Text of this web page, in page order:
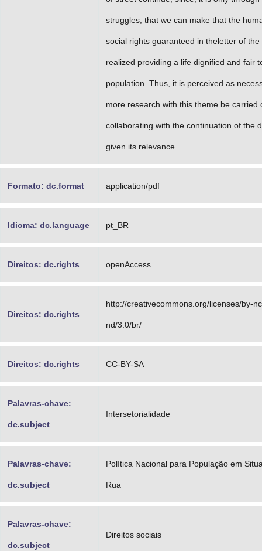
struggles, that we can make that the
social rights guaranteed in theletter of the
realized providing a life dignified and fair
population. Thus, it is perceived as
more research with this theme be carried
collaborating with the continuation of the
given its relevance.
Formato: dc.format application/pdf
Idioma: dc.language pt_BR
Direitos: dc.rights openAccess
Direitos: dc.rights
http://creativecommons.org/licenses/by-
nd/3.0/br/
Direitos: dc.rights CC-BY-SA
Palavras-chave:
dc.subject
Intersetorialidade
Palavras-chave:
dc.subject
Política Nacional para População em
Rua
Palavras-chave:
dc.subject
Direitos sociais